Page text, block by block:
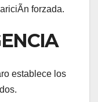
forzada.
establece los